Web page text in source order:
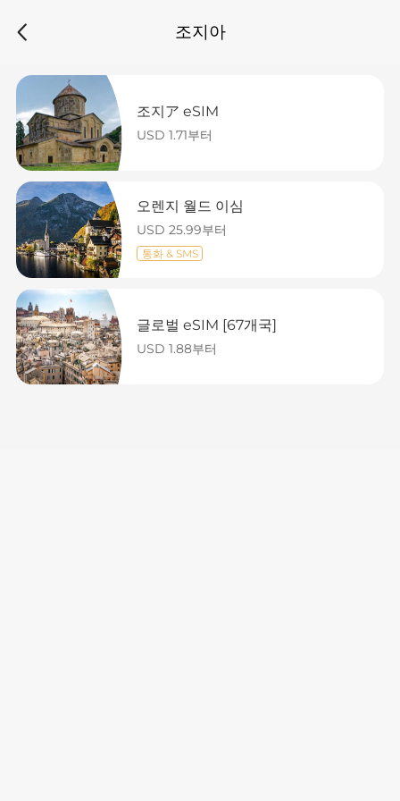
조지아
조지ア eSIM
USD 1.71부터
오렌지 월드 이심
USD 25.99부터
통화 & SMS
글로벌 eSIM [67개국]
USD 1.88부터